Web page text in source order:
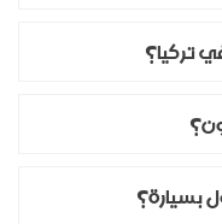
تركيا؟
بسيارة؟